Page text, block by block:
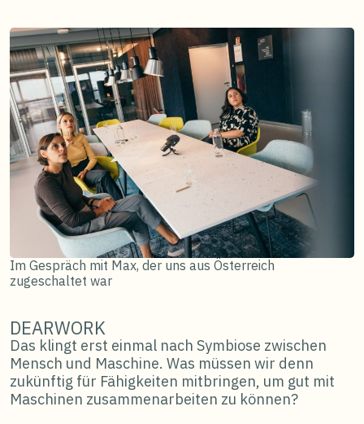
Im Gespräch mit Max, der uns aus Österreich
zugeschaltet war
DEARWORK
Das klingt erst einmal nach Symbiose zwischen
Mensch und Maschine. Was müssen wir denn
zukünftig für Fähigkeiten mitbringen, um gut mit
Maschinen zusammenarbeiten zu können?